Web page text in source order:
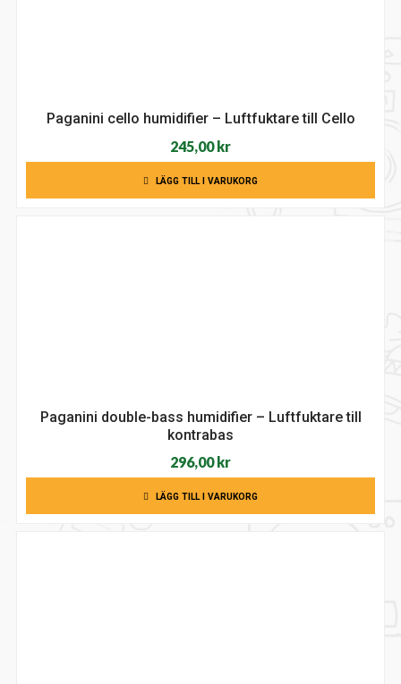
Paganini cello humidifier – Luftfuktare till Cello
245,00 kr
LÄGG TILL I VARUKORG
Paganini double-bass humidifier – Luftfuktare till
kontrabas
296,00 kr
LÄGG TILL I VARUKORG